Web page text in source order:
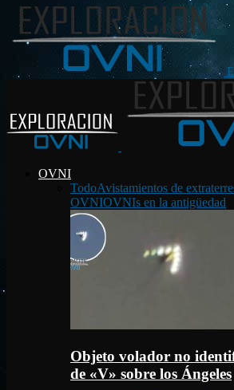
OVNI
TodoAvistamientos de
OVNIOVNIs en la antigüedad
Objeto volador no
de «V» sobre los Ángeles